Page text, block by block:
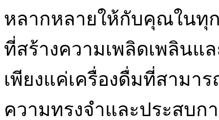
หลากหลายให้กับคุณในทุ
ที่สร้างความเพลิดเพลินแ
เพียงแค่เครื่องดื่มที่สามา
ความทรงจำและประสบ